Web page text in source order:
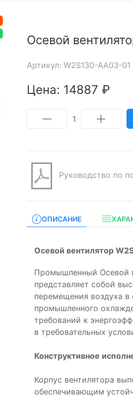
Осевой
Артикул: W2S130-AA03-01
Цена: 14887 ₽
1
Руководство по
ОПИСАНИЕ
Осевой вентилятор
Промышленный Осевой
представляет собой
перемещения воздуха в
промышленного
требований к
в требовательных
Конструктивное
Корпус вентилятора
обеспечивающим